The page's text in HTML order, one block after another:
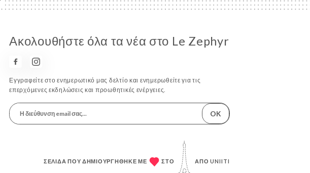
Ακολουθήστε όλα τα νέα στο Le Zephyr
Εγγραφείτε στο ενημερωτικό μας δελτίο και ενημερωθείτε για τις
επερχόμενες εκδηλώσεις και προωθητικές ενέργειες.
OK
ΣΕΛΊΔΑ ΠΟΥ ΔΗΜΙΟΥΡΓΉΘΗΚΕ ΜΕ ΣΤΟ ΑΠΌUNIITI